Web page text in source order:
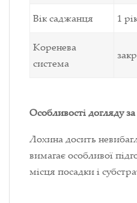
Вік саджанця 1
Коренева
система
Особливості догляду
Лохина досить
вимагає особливої
місця посадки і